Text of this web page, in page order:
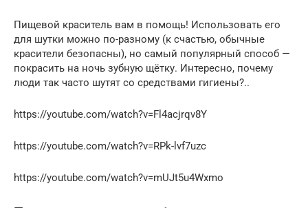
Пищевой краситель вам в помощь! Использовать его
для шутки можно по-разному (к счастью, обычные
красители безопасны), но самый популярный способ —
покрасить на ночь зубную щётку. Интересно, почему
люди так часто шутят со средствами гигиены?..
https://youtube.com/watch?v=Fl4acjrqv8Y
https://youtube.com/watch?v=RPk-lvf7uzc
https://youtube.com/watch?v=mUJt5u4Wxmo